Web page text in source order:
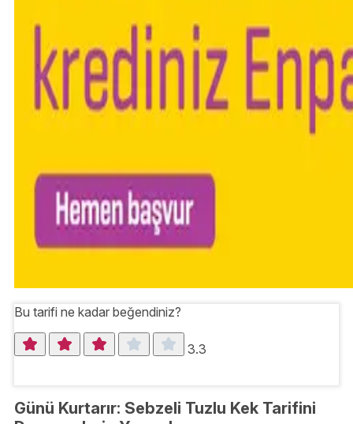
Bu tarifi ne kadar beğendiniz?
3.3
Günü Kurtarır: Sebzeli Tuzlu Kek Tarifini